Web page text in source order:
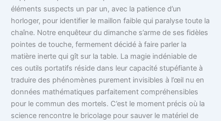
éléments suspects un par un, avec la patience d’un
horloger, pour identifier le maillon faible qui paralyse toute la
chaîne. Notre enquêteur du dimanche s’arme de ses fidèles
pointes de touche, fermement décidé à faire parler la
matière inerte qui gît sur la table. La magie indéniable de
ces outils portatifs réside dans leur capacité stupéfiante à
traduire des phénomènes purement invisibles à l’œil nu en
données mathématiques parfaitement compréhensibles
pour le commun des mortels. C’est le moment précis où la
science rencontre le bricolage pour sauver le matériel de